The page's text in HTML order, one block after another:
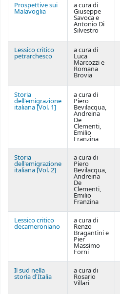
Prospettive sui
Malavoglia
a cura di
Giuseppe
Savoca e
Antonio Di
Silvestro
Lessico critico
petrarchesco
a cura di
Luca
Marcozzi e
Romana
Brovia
Storia
dell'emigrazione
italiana [Vol. 1]
a cura di
Piero
Bevilacqua,
Andreina
De
Clementi,
Emilio
Franzina
Storia
dell'emigrazione
italiana [Vol. 2]
a cura di
Piero
Bevilacqua,
Andreina
De
Clementi,
Emilio
Franzina
Lessico critico
decameroniano
a cura di
Renzo
Bragantini e
Pier
Massimo
Forni
Il sud nella
storia d'Italia
a cura di
Rosario
Villari